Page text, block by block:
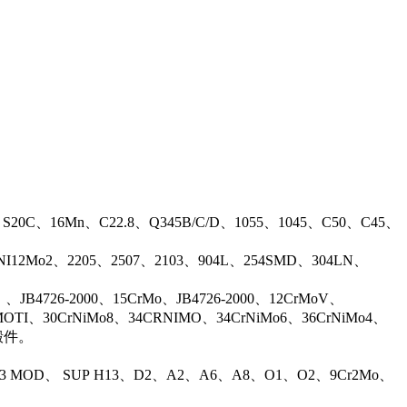
、16Mn、C22.8、Q345B/C/D、1055、1045、C50、C45、
、2205、2507、2103、904L、254SMD、304LN、
2000、15CrMo、JB4726-2000、12CrMoV、
、30CrNiMo8、34CRNIMO、34CrNiMo6、36CrNiMo4、
。
、 SUP H13、D2、A2、A6、A8、O1、O2、9Cr2Mo、